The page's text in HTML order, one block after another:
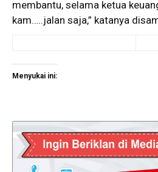
membantu, selama ketua
kam…..jalan saja,” katanya
Menyukai ini: